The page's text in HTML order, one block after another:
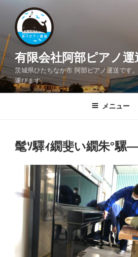
ン
ツ
へ
ス
キ
有限会社阿部ピアノ運
茨城県ひたちなか市 阿部ピアノ運送です
運びます。
メニュー
髦ｿ驛ｨ繝斐い繝朱°騾